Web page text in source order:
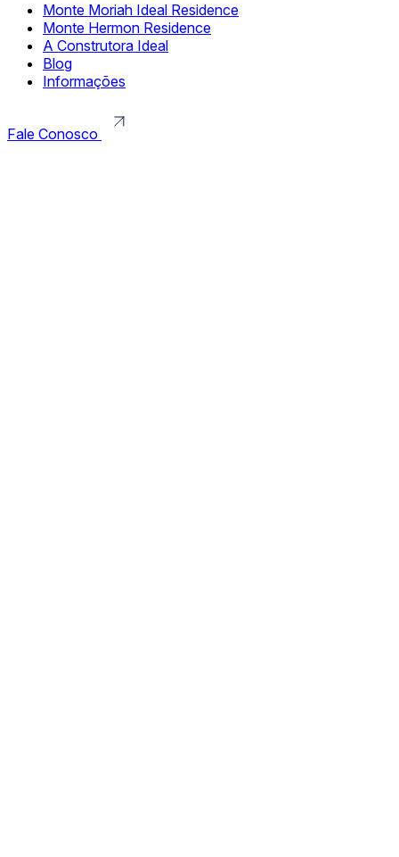
Monte Moriah Ideal Residence
Monte Hermon Residence
A Construtora Ideal
Blog
Informações
Fale Conosco